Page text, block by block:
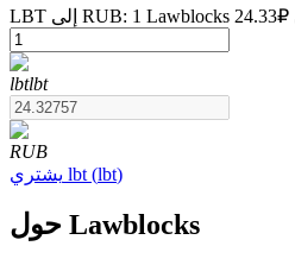
العقود الآجلة USDT
lbtlbt
RUB
يشتري lbt (lbt)
حول Lawblocks